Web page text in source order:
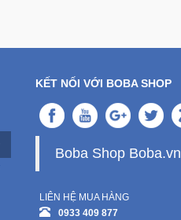
KẾT NỐI VỚI BOBA SHOP
Boba Shop Boba.vn
LIÊN HỆ MUA HÀNG
0933 409 877